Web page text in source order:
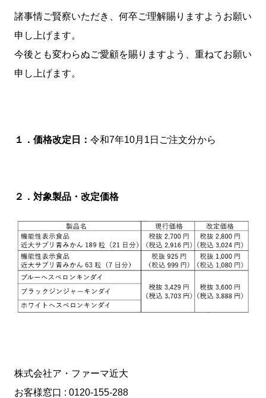
諸事情ご賢察いただき、何卒ご理解賜りますようお願い
申し上げます。
今後とも変わらぬご愛顧を賜りますよう、重ねてお願い
申し上げます。
１．価格改定日： 令和7年10月1日ご注文分から
２．対象製品・改定価格
株式会社ア・ファーマ近大
お客様窓口 : 0120-155-288